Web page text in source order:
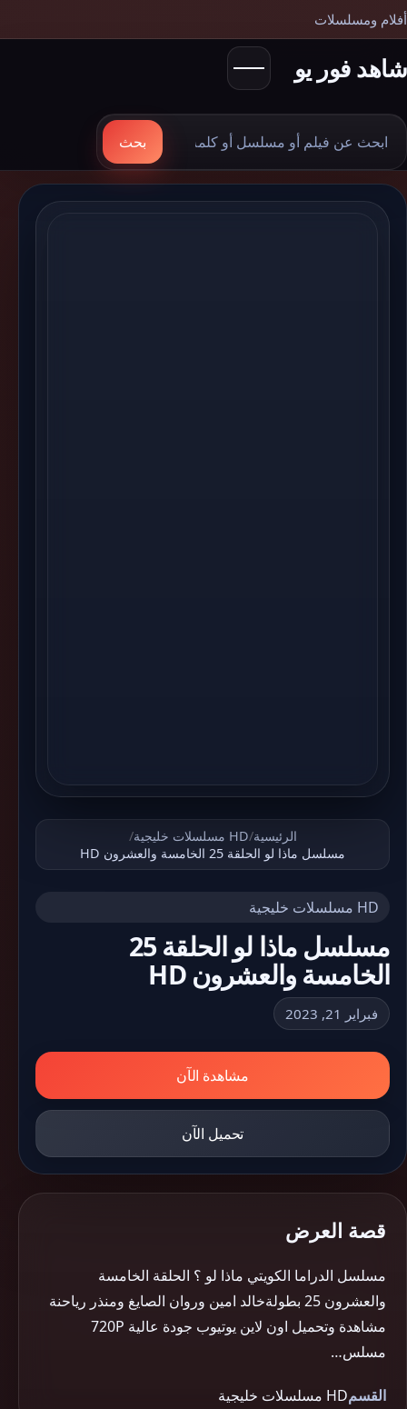
أفلام ومسلسلات
شاهد فور يو
ابحث
بحث
الرئيسية/HD مسلسلات خليجية
/
مسلسل ماذا لو الحلقة 25 الخامسة والعشرون HD
HD مسلسلات خليجية
مسلسل ماذا لو الحلقة 25
الخامسة والعشرون HD
فبراير 21, 2023
مشاهدة الآن
تحميل الآن
قصة العرض
مسلسل الدراما الكويتي ماذا لو ؟ الحلقة الخامسة
والعشرون 25 بطولةخالد امين وروان الصايغ ومنذر رياحنة
مشاهدة وتحميل اون لاين يوتيوب جودة عالية 720P
مسلس…
القسمHD مسلسلات خليجية